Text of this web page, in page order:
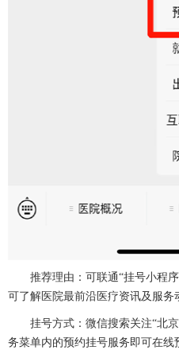
推荐理由：可联通“挂号小程
可了解医院最前沿医疗资讯及服务
挂号方式：微信搜索关注“北
务菜单内的预约挂号服务即可在线